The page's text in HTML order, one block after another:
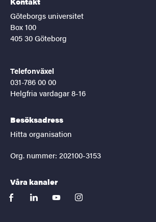
Göteborgs universitet
Box 100
405 30 Göteborg
Telefonväxel
031-786 00 00
Helgfria vardagar 8-16
Besöksadress
Hitta organisation
Org. nummer: 202100-3153
Våra kanaler
facebooklinkedinyoutubeinstagram